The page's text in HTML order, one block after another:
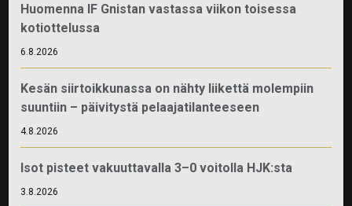
Huomenna IF Gnistan vastassa viikon toisessa
kotiottelussa
6.8.2026
Kesän siirtoikkunassa on nähty liikettä molempiin
suuntiin – päivitystä pelaajatilanteeseen
4.8.2026
Isot pisteet vakuuttavalla 3–0 voitolla HJK:sta
3.8.2026